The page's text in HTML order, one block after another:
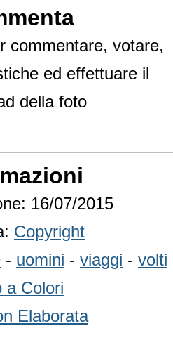
commentare, votare,
ed effettuare il
della foto
16/07/2015
Copyright
- uomini - viaggi - volti
a Colori
Elaborata